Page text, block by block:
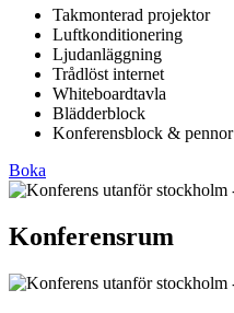
Takmonterad projektor
Luftkonditionering
Ljudanläggning
Trådlöst internet
Whiteboardtavla
Blädderblock
Konferensblock & pennor
Boka
Konferensrum